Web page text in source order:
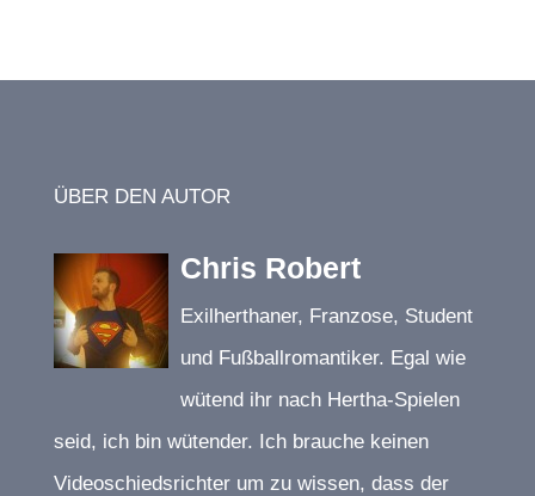
ÜBER DEN AUTOR
Chris Robert
Exilherthaner, Franzose, Student
und Fußballromantiker. Egal wie
wütend ihr nach Hertha-Spielen
seid, ich bin wütender. Ich brauche keinen
Videoschiedsrichter um zu wissen, dass der